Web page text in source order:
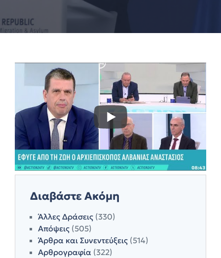
Διαβάστε Ακόμη
Άλλες Δράσεις (330)
Απόψεις (505)
Άρθρα και Συνεντεύξεις (514)
Αρθρογραφία (322)